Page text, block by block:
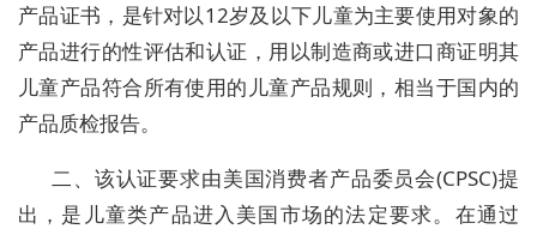
产品证书，是针对以12岁及以下儿童为主要使用对象的
产品进行的性评估和认证，用以制造商或进口商证明其
儿童产品符合所有使用的儿童产品规则，相当于国内的
产品质检报告。
二、 该认证要求由美国消费者产品委员会(CPSC)提
出，是儿童类产品进入美国市场的法定要求。在通过